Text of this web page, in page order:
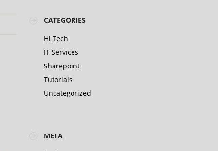
CATEGORIES
Hi Tech
IT Services
Sharepoint
Tutorials
Uncategorized
META